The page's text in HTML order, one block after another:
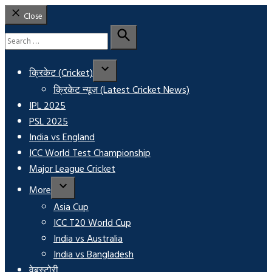
Close
Search
for:
Search
क्रिकेट (Cricket)
क्रिकेट न्यूज़ (Latest Cricket News)
IPL 2025
PSL 2025
India vs England
ICC World Test Championship
Major League Cricket
More
Asia Cup
ICC T20 World Cup
India vs Australia
India vs Bangladesh